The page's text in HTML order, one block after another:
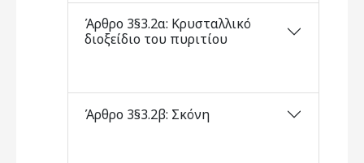
Άρθρο 3§3.2α: Κρυσταλλικό
διοξείδιο του πυριτίου
Άρθρο 3§3.2β: Σκόνη